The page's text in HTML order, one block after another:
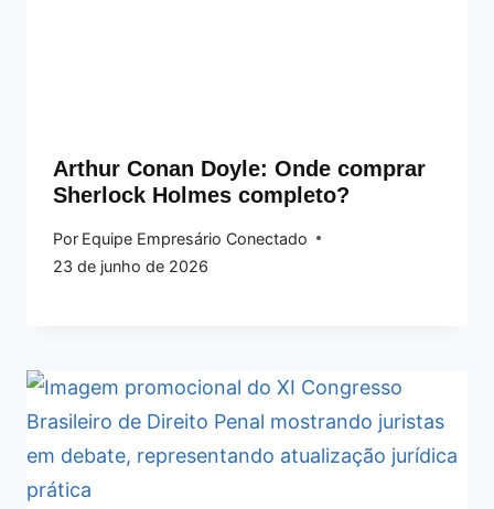
Arthur Conan Doyle: Onde comprar
Sherlock Holmes completo?
Por Equipe Empresário Conectado
23 de junho de 2026